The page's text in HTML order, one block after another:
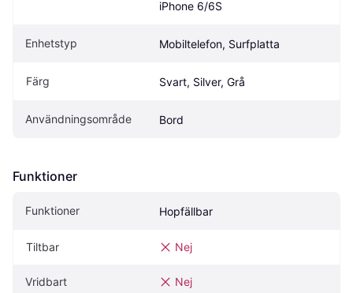
iPhone 6/6S
Enhetstyp Mobiltelefon, Surfplatta
Färg Svart, Silver, Grå
Användningsområde Bord
Funktioner
Funktioner Hopfällbar
Tiltbar Nej
Vridbart Nej